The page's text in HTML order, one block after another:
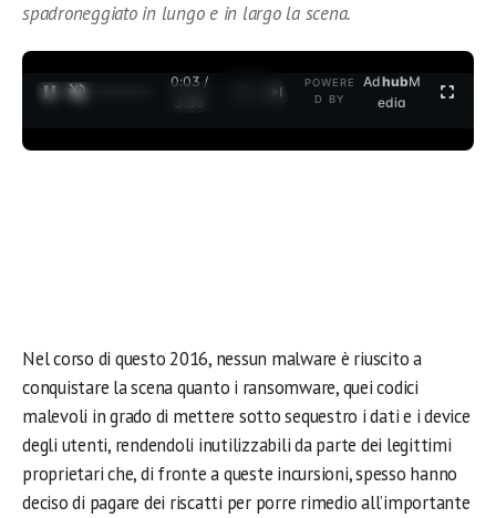
spadroneggiato in lungo e in largo la scena.
0:03 /
3:35
POWERE
D BY
AdhubM
edia
Nel corso di questo 2016, nessun malware è riuscito a
conquistare la scena quanto i ransomware, quei codici
malevoli in grado di mettere sotto sequestro i dati e i device
degli utenti, rendendoli inutilizzabili da parte dei legittimi
proprietari che, di fronte a queste incursioni, spesso hanno
deciso di pagare dei riscatti per porre rimedio all’importante